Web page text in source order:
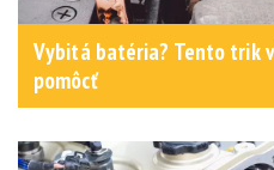
Vybitá batéria? Tento trik
pomôcť